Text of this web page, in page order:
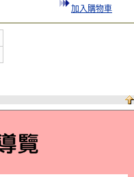
加入購物車